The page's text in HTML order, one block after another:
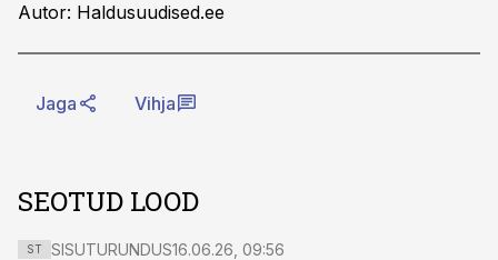
Autor: Haldusuudised.ee
Jaga Vihja
SEOTUD LOOD
ST SISUTURUNDUS16.06.26, 09:56